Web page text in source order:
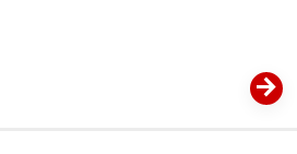
arrow_forward